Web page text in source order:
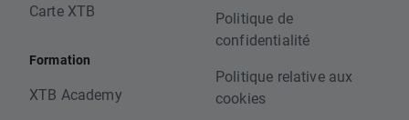
Carte XTB
Formation
XTB Academy
Politique de
confidentialité
Politique relative aux
cookies